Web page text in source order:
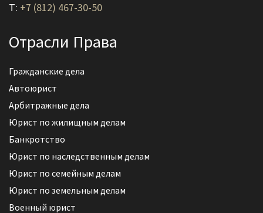
T: +7 (812) 467-30-50
Отрасли Права
Гражданские дела
Автоюрист
Арбитражные дела
Юрист по жилищным делам
Банкротство
Юрист по наследственным делам
Юрист по семейным делам
Юрист по земельным делам
Военный юрист